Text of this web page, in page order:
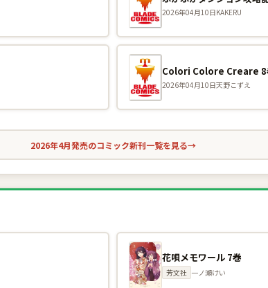
2026年04月10日KAKERU
Colori Colore Creare 8
2026年04月10日天野こずえ
2026年4月発売のコミック新刊一覧を見る→
花唄メモワール 7巻
芳文社 一ノ瀬けい